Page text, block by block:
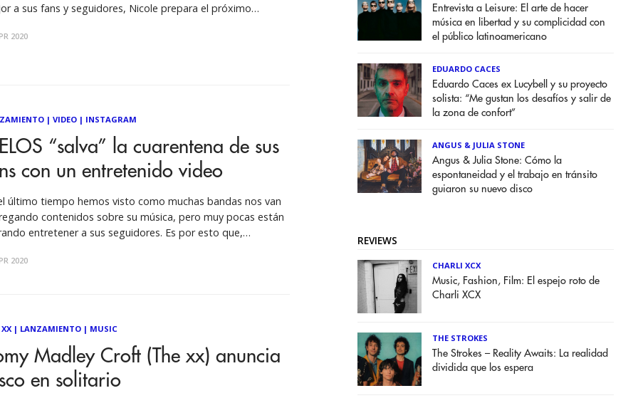
a sus fans y seguidores, Nicole prepara el próximo
de 30 videos en vivo de las canciones ícono de su
2020
| VIDEO| INSTAGRAM
“salva” la cuarentena de sus
con un entretenido video
último tiempo hemos visto como muchas bandas nos van
contenidos sobre su música, pero muy pocas están
entretener a sus seguidores. Es por esto que,
IKELOS lanza un video realizado desde sus casas; en
2020
| LANZAMIENTO| MUSIC
Madley Croft (The xx) anuncia
en solitario
Entrevista a Leisure: El arte de hacer
música en libertad y su complicidad con
el público latinoamericano
EDUARDO CACES
Eduardo Caces ex Lucybell y su proyecto
solista: “Me gustan los desafíos y salir de
la zona de confort”
ANGUS & JULIA STONE
Angus & Julia Stone: Cómo la
espontaneidad y el trabajo en tránsito
guiaron su nuevo disco
REVIEWS
CHARLI XCX
Music, Fashion, Film: El espejo roto de
Charli XCX
THE STROKES
The Strokes – Reality Awaits: La realidad
dividida que los espera